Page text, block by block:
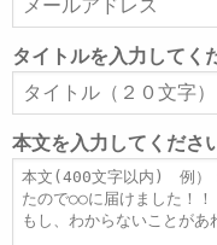
ー
ル
ア
ド
レ
ス
タイトルを入力してく
タ
イ
ト
ル
本文を入力してくださ
本
文